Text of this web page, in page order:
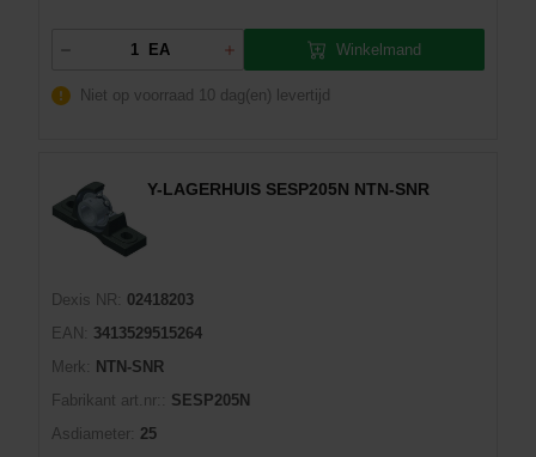
EA Winkelmand
Niet op voorraad 10 dag(en) levertijd
Y-LAGERHUIS SESP205N NTN-SNR
Dexis NR:
02418203
EAN:
3413529515264
Merk:
NTN-SNR
Fabrikant art.nr::
SESP205N
Asdiameter: 25